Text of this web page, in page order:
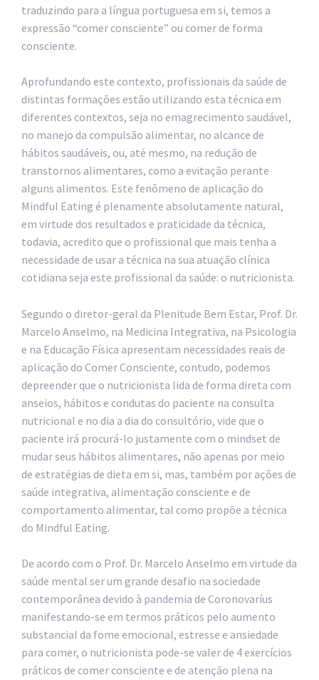
traduzindo para a língua portuguesa em si, temos a
expressão “comer consciente” ou comer de forma
consciente.
Aprofundando este contexto, profissionais da saúde de
distintas formações estão utilizando esta técnica em
diferentes contextos, seja no emagrecimento saudável,
no manejo da compulsão alimentar, no alcance de
hábitos saudáveis, ou, até mesmo, na redução de
transtornos alimentares, como a evitação perante
alguns alimentos. Este fenômeno de aplicação do
Mindful Eating é plenamente absolutamente natural,
em virtude dos resultados e praticidade da técnica,
todavia, acredito que o profissional que mais tenha a
necessidade de usar a técnica na sua atuação clínica
cotidiana seja este profissional da saúde: o nutricionista.
Segundo o diretor-geral da Plenitude Bem Estar, Prof. Dr.
Marcelo Anselmo, na Medicina Integrativa, na Psicologia
e na Educação Física apresentam necessidades reais de
aplicação do Comer Consciente, contudo, podemos
depreender que o nutricionista lida de forma direta com
anseios, hábitos e condutas do paciente na consulta
nutricional e no dia a dia do consultório, vide que o
paciente irá procurá-lo justamente com o mindset de
mudar seus hábitos alimentares, não apenas por meio
de estratégias de dieta em si, mas, também por ações de
saúde integrativa, alimentação consciente e de
comportamento alimentar, tal como propõe a técnica
do Mindful Eating.
De acordo com o Prof. Dr. Marcelo Anselmo em virtude da
saúde mental ser um grande desafio na sociedade
contemporânea devido à pandemia de Coronovaríus
manifestando-se em termos práticos pelo aumento
substancial da fome emocional, estresse e ansiedade
para comer, o nutricionista pode-se valer de 4 exercícios
práticos de comer consciente e de atenção plena na